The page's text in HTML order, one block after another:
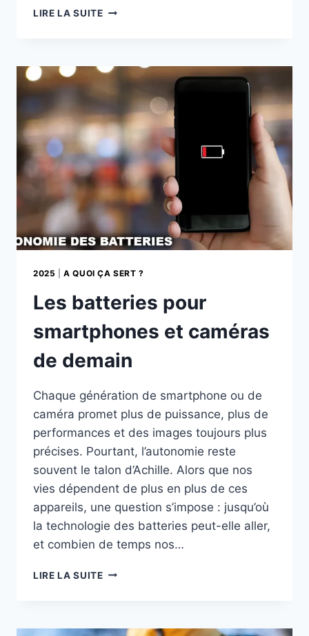
LIRE LA SUITEBATTERIES
RÉVOLUTION
SIMPLE
ÉVOLUTION
2025 |A QUOI ÇA SERT ?
Les batteries pour
smartphones et caméras
de demain
Chaque génération de smartphone ou de
caméra promet plus de puissance, plus de
performances et des images toujours plus
précises. Pourtant, l’autonomie reste
souvent le talon d’Achille. Alors que nos
vies dépendent de plus en plus de ces
appareils, une question s’impose : jusqu’où
la technologie des batteries peut-elle aller,
et combien de temps nos…
LIRE LA SUITELES
ET